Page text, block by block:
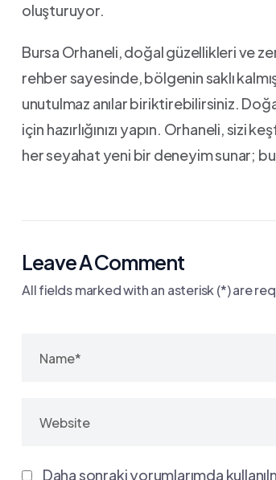
oluşturuyor.
Bursa⁤ Orhaneli, ⁤doğal güzellikleri ve
rehber sayesinde, bölgenin​ saklı
⁤unutulmaz anılar biriktirebilirsiniz.
⁢için hazırlığınızı‍ yapın. Orhaneli,
her seyahat yeni‌ bir deneyim sunar; bu
Leave A Comment
All fields marked with an asterisk (*) are
Daha sonraki yorumlarımda